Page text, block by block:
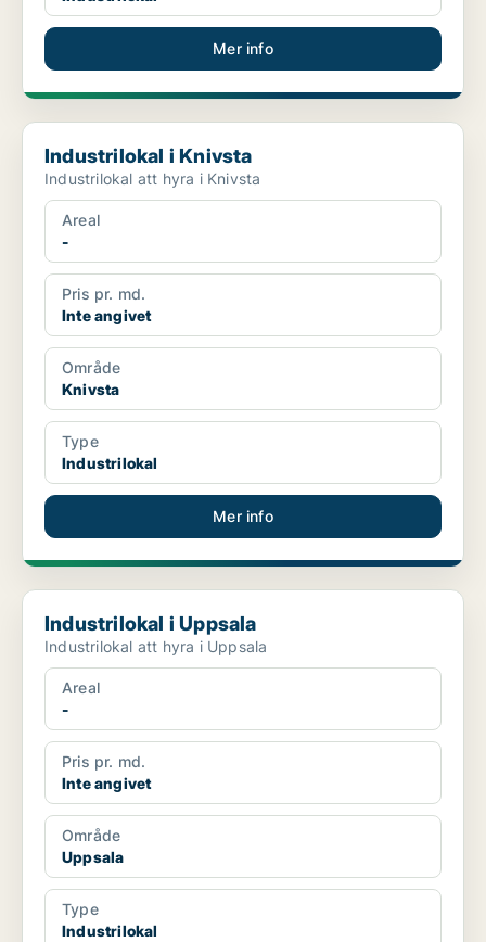
Mer info
Industrilokal i Knivsta
Industrilokal i Knivsta
Industrilokal att hyra i Knivsta
Areal
-
Pris pr. md.
Inte angivet
Område
Knivsta
Type
Industrilokal
Mer info
Industrilokal i Uppsala
Industrilokal i Uppsala
Industrilokal att hyra i Uppsala
Areal
-
Pris pr. md.
Inte angivet
Område
Uppsala
Type
Industrilokal